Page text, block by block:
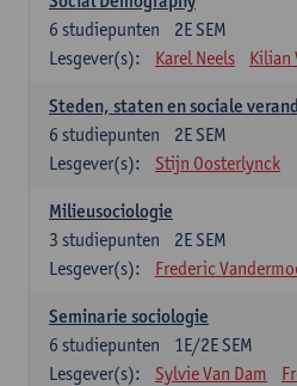
2E SEM
6 studiepunten
Lesgever(s):
Karel Neels Kilian
Steden, staten en sociale
2E SEM
6 studiepunten
Lesgever(s):
Stijn Oosterlynck
Milieusociologie
2E SEM
3 studiepunten
Lesgever(s):
Frederic
Seminarie sociologie
1E/2E SEM
6 studiepunten
Lesgever(s):
Sylvie Van Dam